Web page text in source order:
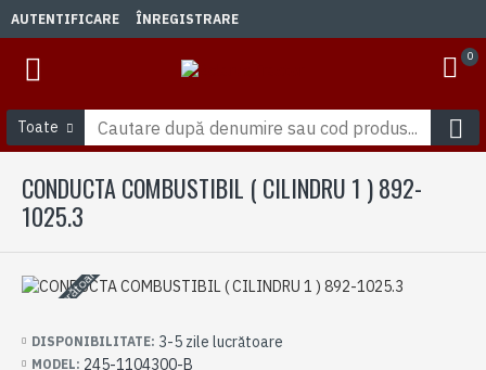
AUTENTIFICARE ÎNREGISTRARE
0
Toate
CONDUCTA COMBUSTIBIL ( CILINDRU 1 ) 892-
1025.3
3-5 zile lucrătoare
DISPONIBILITATE: 3-5 zile lucrătoare
MODEL: 245-1104300-B